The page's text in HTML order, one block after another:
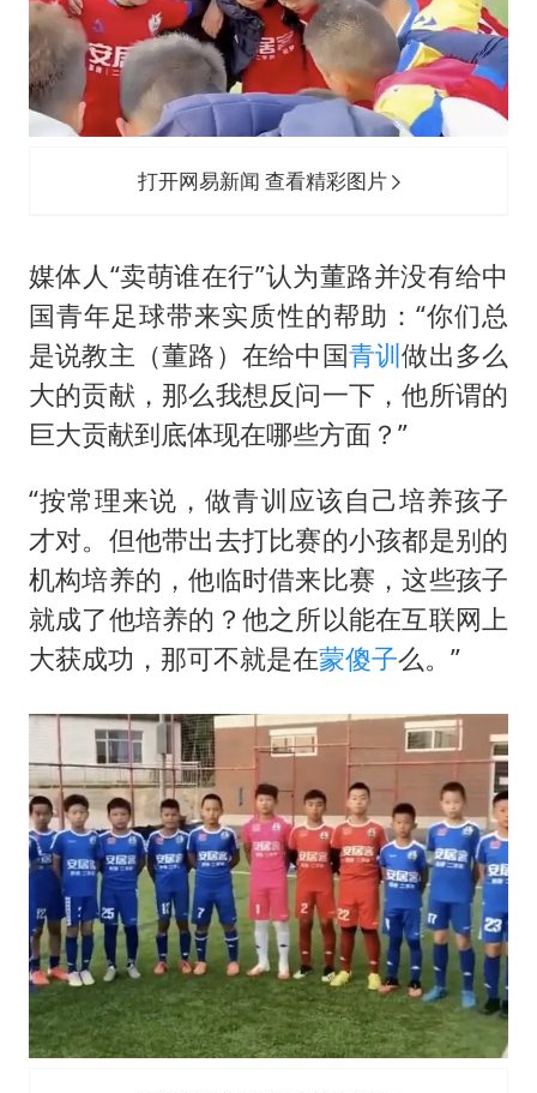
打开网易新闻 查看精彩图片
媒体人“卖萌谁在行”认为董路并没有给中
国青年足球带来实质性的帮助：“你们总
是说教主（董路）在给中国青训做出多么
大的贡献，那么我想反问一下，他所谓的
巨大贡献到底体现在哪些方面？”
“按常理来说，做青训应该自己培养孩子
才对。但他带出去打比赛的小孩都是别的
机构培养的，他临时借来比赛，这些孩子
就成了他培养的？他之所以能在互联网上
大获成功，那可不就是在蒙傻子么。”